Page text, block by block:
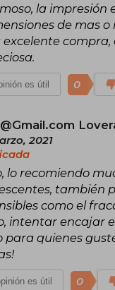
la impresión
de mas o
excelente
es útil 0
2021
lo recomiendo
también
como el
intentar encajar
para quienes
es útil 0